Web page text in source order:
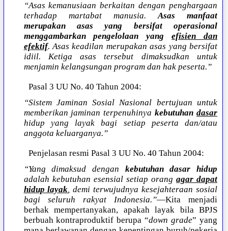
“Asas kemanusiaan berkaitan dengan penghargaan
terhadap martabat manusia.Asas manfaat
merupakan asas yang bersifat operasional
menggambarkan pengelolaan yangefisien dan
efektif. Asas keadilan merupakan asas yang bersifat
idiil. Ketiga asas tersebut dimaksudkan untuk
menjamin kelangsungan program dan hak peserta.”
Pasal 3 UU No. 40 Tahun 2004:
“Sistem Jaminan Sosial Nasional bertujuan untuk
memberikan jaminan terpenuhinyakebutuhandasar
hidup yang layak bagi setiap peserta dan/atau
anggota keluarganya.”
Penjelasan resmi Pasal 3 UU No. 40 Tahun 2004:
“Yang dimaksud dengan kebutuhan dasar hidup
adalah kebutuhan esensial setiap orang agar dapat
hidup layak, demi terwujudnya kesejahteraan sosial
bagi seluruh rakyat Indonesia.”—Kita menjadi
berhak mempertanyakan, apakah layak bila BPJS
berbuah kontraproduktif berupa “down grade” yang